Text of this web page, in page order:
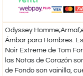
Odyssey
Ámbar para Hombres.
Noir Extreme de Tom
las Notas de Corazón
de Fondo son vainilla,